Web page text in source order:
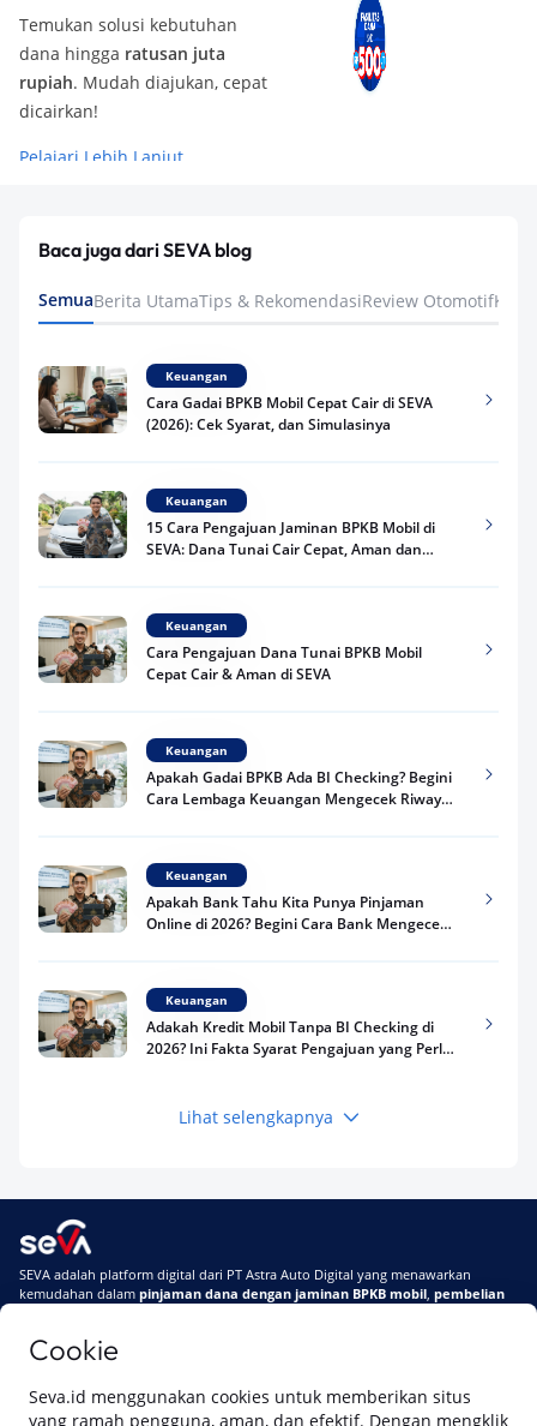
Cookie
Seva.id menggunakan cookies untuk memberikan situs
yang ramah pengguna, aman, dan efektif. Dengan mengklik
Temukan solusi kebutuhan
dana hingga ratusan juta
rupiah. Mudah diajukan, cepat
dicairkan!
Pelajari Lebih Lanjut
Baca juga dari SEVA blog
SemuaBerita UtamaTips & RekomendasiReview Otomotif
Keuangan
Cara Gadai BPKB Mobil Cepat Cair di SEVA
(2026): Cek Syarat, dan Simulasinya
Keuangan
15 Cara Pengajuan Jaminan BPKB Mobil di
SEVA: Dana Tunai Cair Cepat, Aman dan
Keuangan
Cara Pengajuan Dana Tunai BPKB Mobil
Cepat Cair & Aman di SEVA
Keuangan
Apakah Gadai BPKB Ada BI Checking? Begini
Cara Lembaga Keuangan Mengecek Riwayat
Keuangan
Apakah Bank Tahu Kita Punya Pinjaman
Online di 2026? Begini Cara Bank Mengecek
Keuangan
Adakah Kredit Mobil Tanpa BI Checking di
2026? Ini Fakta Syarat Pengajuan yang Perlu
Keuangan
Terpercaya
Telat Bayar Pinjol 2 Hari, Apakah Langsung
Masuk BI Checking? Simak Peraturan
Lihat selengkapnya
SEVA adalah platform digital dari PT Astra Auto Digital yang menawarkan
kemudahan dalam pinjaman dana dengan jaminan BPKB mobil, pembelian
Di SEVA, BPKB mobilmu #BisaJadiDuit
Tentang SEVASyarat & Ketentuan
Pemberitahuan Privasi